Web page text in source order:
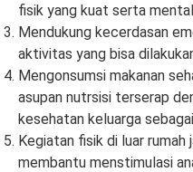
fisik yang kuat serta
Mendukung kecerdasan
aktivitas yang bisa
Mengonsumsi makanan
asupan nutrsisi terserap
kesehatan keluarga
Kegiatan fisik di luar rumah
membantu menstimulasi